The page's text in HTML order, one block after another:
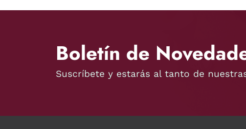
Boletín de
Suscríbete y estarás al tanto de